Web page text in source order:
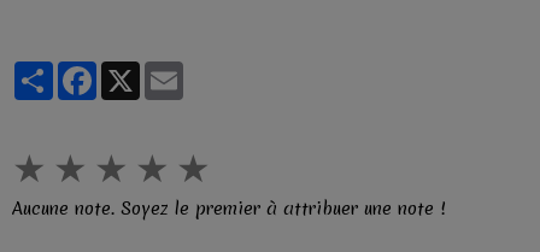
PartagerFacebook
X
★ ★ ★ ★ ★
Aucune note. Soyez le premier à attribuer une note !